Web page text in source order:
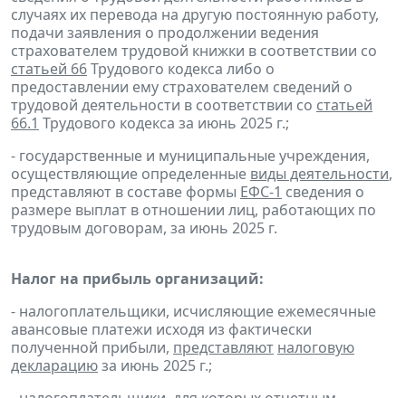
случаях их перевода на другую постоянную работу,
подачи заявления о продолжении ведения
страхователем трудовой книжки в соответствии со
статьей 66Трудового кодекса либо о
предоставлении ему страхователем сведений о
трудовой деятельности в соответствии со статьей
66.1 Трудового кодекса за июнь 2025 г.;
- государственные и муниципальные учреждения,
осуществляющие определенные виды деятельности,
представляют в составе формы ЕФС-1 сведения о
размере выплат в отношении лиц, работающих по
трудовым договорам, за июнь 2025 г.
Налог на прибыль организаций:
- налогоплательщики, исчисляющие ежемесячные
авансовые платежи исходя из фактически
полученной прибыли, представляют налоговую
декларациюза июнь 2025 г.;